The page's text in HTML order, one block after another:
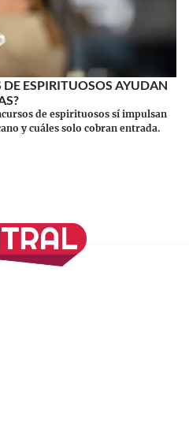
ESPIRITUOSOS AYUDAN
de espirituosos sí impulsan
y cuáles solo cobran entrada.